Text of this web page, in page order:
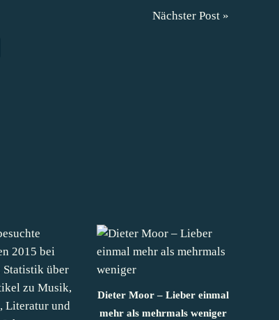
Nächster Post »
Dieter Moor – Lieber einmal
mehr als mehrmals weniger